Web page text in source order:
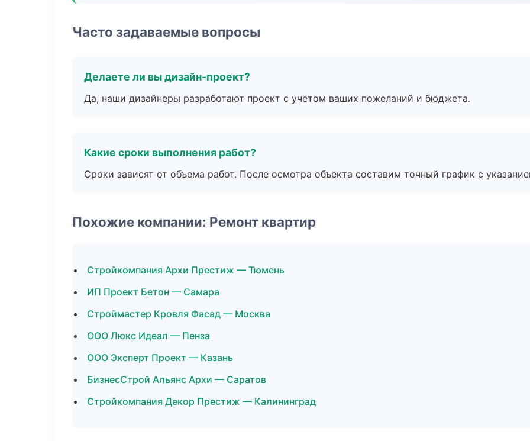
Часто задаваемые вопросы
Делаете ли вы дизайн-проект?
Да, наши дизайнеры разработают проект с учетом ваших пожеланий и бюджета.
Какие сроки выполнения работ?
Сроки зависят от объема работ. После осмотра объекта составим точный график с
Похожие компании: Ремонт квартир
Стройкомпания Архи Престиж — Тюмень
ИП Проект Бетон — Самара
Строймастер Кровля Фасад — Москва
ООО Люкс Идеал — Пенза
ООО Эксперт Проект — Казань
БизнесСтрой Альянс Архи — Саратов
Стройкомпания Декор Престиж — Калининград